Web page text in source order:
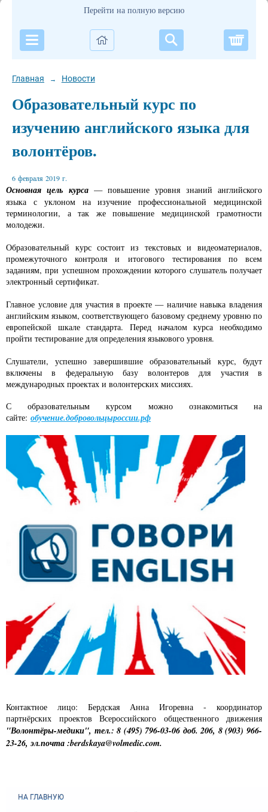
Перейти на полную версию
Главная → Новости
Образовательный курс по
изучению английского языка для
волонтёров.
6 февраля 2019 г.
Основная цель курса — повышение уровня знаний английского
языка с уклоном на изучение профессиональной медицинской
терминологии, а так же повышение медицинской грамотности
молодежи.
Образовательный курс состоит из текстовых и видеоматериалов,
промежуточного контроля и итогового тестирования по всем
заданиям, при успешном прохождении которого слушатель получает
электронный сертификат.
Главное условие для участия в проекте — наличие навыка владения
английским языком, соответствующего базовому среднему уровню по
европейской шкале стандарта. Перед началом курса необходимо
пройти тестирование для определения языкового уровня.
Слушатели, успешно завершившие образовательный курс, будут
включены в федеральную базу волонтеров для участия в
международных проектах и волонтерских миссиях.
С образовательным курсом можно ознакомиться на
сайте: обучение.добровольцыроссии.рф
Контактное лицо: Бердская Анна Игоревна - координатор
партнёрских проектов Всероссийского общественного движения
"Волонтёры-медики", тел.: 8 (495) 796-03-06 доб. 206, 8 (903) 966-
23-26, эл.почта :berdskaya@volmedic.com.
НА ГЛАВНУЮ